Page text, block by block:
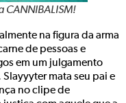
CANNIBALISM!
na figura da arma
de pessoas e
em um julgamento
mata seu pai e
no clipe de